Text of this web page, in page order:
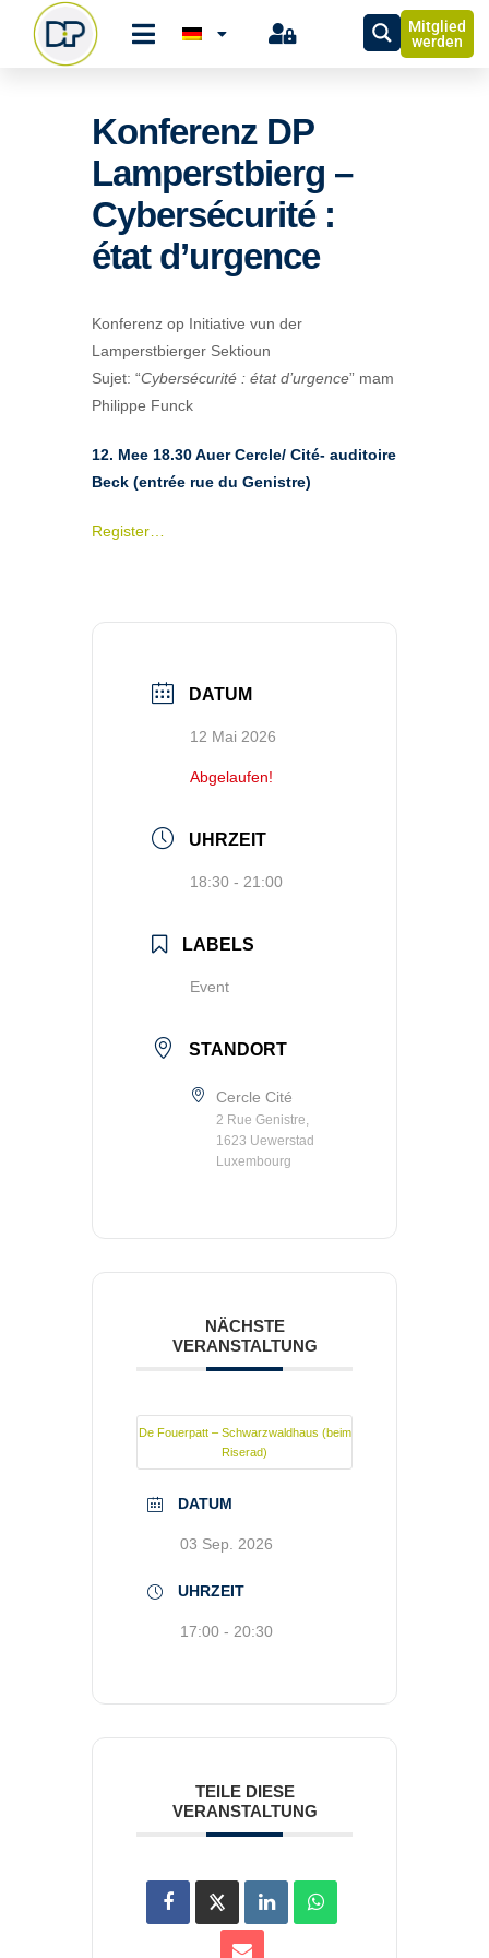
Mitglied
werden
Konferenz DP
Lamperstbierg –
Cybersécurité :
état d’urgence
Konferenz op Initiative vun der
Lamperstbierger Sektioun
Sujet: “Cybersécurité : état d’urgence” mam
Philippe Funck
12. Mee 18.30 Auer Cercle/ Cité- auditoire
Beck (entrée rue du Genistre)
Register…
DATUM
12 Mai 2026
Abgelaufen!
UHRZEIT
18:30 - 21:00
LABELS
Event
STANDORT
Cercle Cité
2 Rue Genistre,
1623 Uewerstad
Luxembourg
NÄCHSTE
VERANSTALTUNG
De Fouerpatt – Schwarzwaldhaus (beim
Riserad)
DATUM
03 Sep. 2026
UHRZEIT
17:00 - 20:30
TEILE DIESE
VERANSTALTUNG